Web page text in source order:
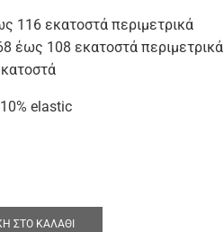
116 εκατοστά περιμετρικά
έως 108 εκατοστά περιμετρικά
elastic
ΣΤΟ ΚΑΛΆΘΙ